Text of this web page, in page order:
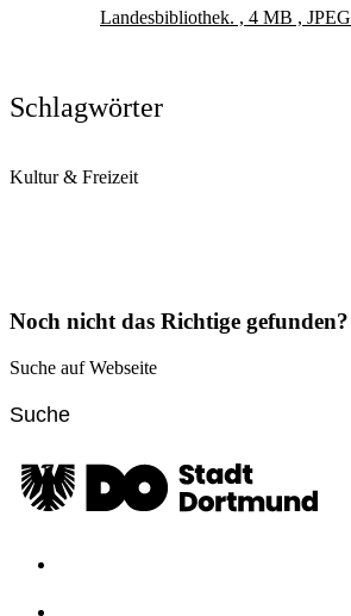
Landesbibliothek. , 4 MB , JPEG
Schlagwörter
Kultur & Freizeit
Noch nicht das Richtige gefunden?
Suche auf Webseite